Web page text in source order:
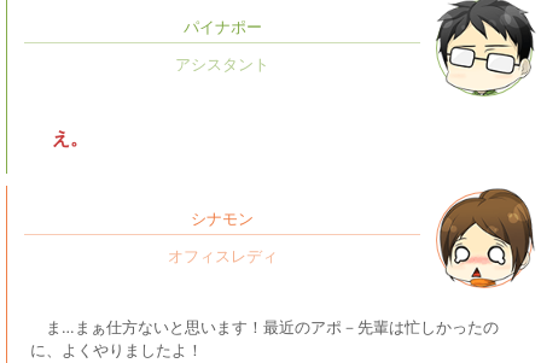
パイナポー
え。
シナモン
ま…まぁ仕方ないと思います！最近のアポ－先輩は忙しかったの
に、よくやりましたよ！